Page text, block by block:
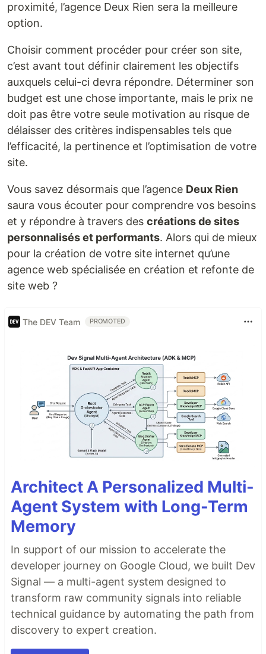
proximité, l’agence Deux Rien sera la meilleure
option.
Choisir comment procéder pour créer son site,
c’est avant tout définir clairement les objectifs
auxquels celui-ci devra répondre. Déterminer son
budget est une chose importante, mais le prix ne
doit pas être votre seule motivation au risque de
délaisser des critères indispensables tels que
l’efficacité, la pertinence et l’optimisation de votre
site.
Vous savez désormais que l’agence Deux Rien
saura vous écouter pour comprendre vos besoins
et y répondre à travers des créations de sites
personnalisés et performants. Alors qui de mieux
pour la création de votre site internet qu’une
agence web spécialisée en création et refonte de
site web ?
The DEV Team PROMOTED
Architect A Personalized Multi-
Agent System with Long-Term
Memory
In support of our mission to accelerate the
developer journey on Google Cloud, we built Dev
Signal — a multi-agent system designed to
transform raw community signals into reliable
technical guidance by automating the path from
discovery to expert creation.